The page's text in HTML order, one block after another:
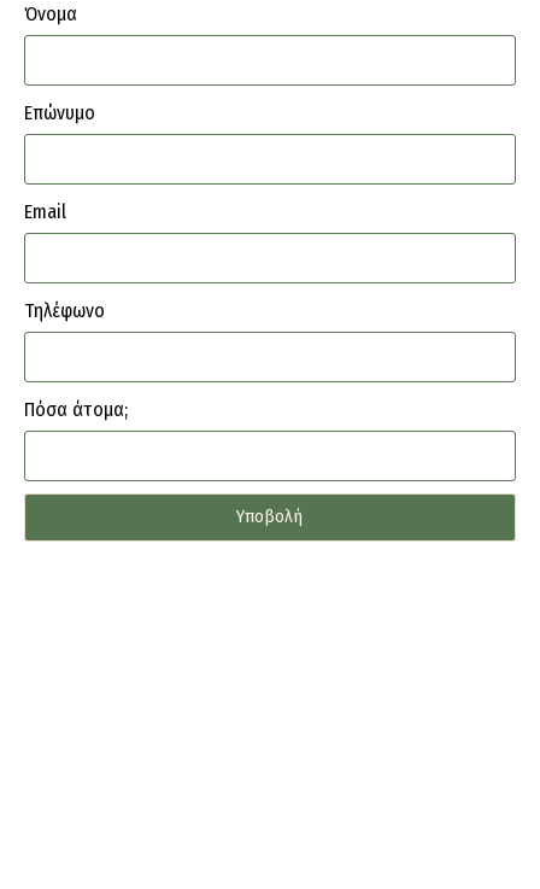
Όνομα
Επώνυμο
Email
Τηλέφωνο
Πόσα άτομα;
Υποβολή